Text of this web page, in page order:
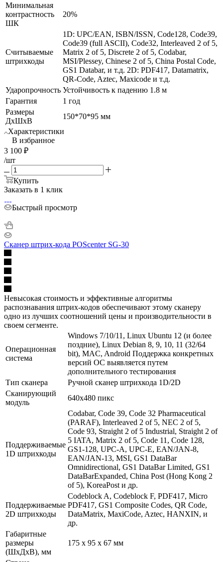
Минимальная
контрастность
ШК
20%
Считываемые
штрихкоды
1D: UPC/EAN, ISBN/ISSN, Code128, Code39,
Code39 (full ASCII), Code32, Interleaved 2 of 5,
Matrix 2 of 5, Discrete 2 of 5, Codabar,
MSI/Plessey, Chinese 2 of 5, China Postal Code,
GS1 Databar, и т.д. 2D: PDF417, Datamatrix,
QR-Code, Aztec, Maxicode и т.д.
Ударопрочность Устойчивость к падению 1.8 м
Гарантия
1 год
Размеры
ДхШхВ
150*70*95 мм
Характеристики
В избранное
3 100 ₽
/шт
Купить
Заказать в 1 клик
Быстрый просмотр
Сканер штрих-кода POScenter SG-30
Невысокая стоимость и эффективные алгоритмы
распознавания штрих-кодов обеспечивают этому сканеру
одно из лучших соотношений цены и производительности в
своем сегменте.
Операционная
система
Windows 7/10/11, Linux Ubuntu 12 (и более
поздние), Linux Debian 8, 9, 10, 11 (32/64
bit), MAC, Android Поддержка конкретных
версий ОС выявляется путем
дополнительного тестирования
Тип сканера
Ручной сканер штрихкода 1D/2D
Сканирующий
модуль
640х480 пикс
Поддерживаемые
1D штрихкоды
Codabar, Code 39, Code 32 Pharmaceutical
(PARAF), Interleaved 2 of 5, NEC 2 of 5,
Code 93, Straight 2 of 5 Industrial, Straight 2 of
5 IATA, Matrix 2 of 5, Code 11, Code 128,
GS1-128, UPC-A, UPC-E, EAN/JAN-8,
EAN/JAN-13, MSI, GS1 DataBar
Omnidirectional, GS1 DataBar Limited, GS1
DataBarExpanded, China Post (Hong Kong 2
of 5), KoreaPost и др.
Поддерживаемые
2D штрихкоды
Codeblock A, Codeblock F, PDF417, Micro
PDF417, GS1 Composite Codes, QR Code,
DataMatrix, MaxiCode, Aztec, HANXIN, и
др.
Габаритные
размеры
(ШхДхВ), мм
175 х 95 х 67 мм